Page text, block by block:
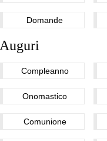
Domande
Auguri
Compleanno
Onomastico
Comunione